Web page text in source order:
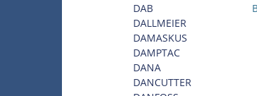
DAB
DALLMEIER
DAMASKUS
DAMPTAC
DANA
DANCUTTER